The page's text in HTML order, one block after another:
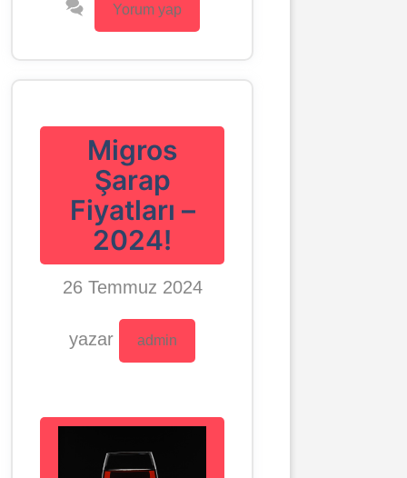
Yorum yap
Migros
Şarap
Fiyatları –
2024!
26 Temmuz 2024
yazar admin